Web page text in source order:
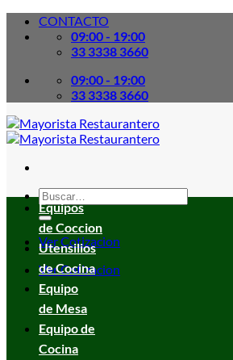
Skip
CONTACTO
09:00 - 19:00
33 3338 3660
09:00 - 19:00
33 3338 3660
Buscar
por:
Ver Cotizacion
Ver Cotizacion
Equipos
de Coccion
Utensilios
de Cocina
Equipo
de Mesa
Equipo de
Cocina